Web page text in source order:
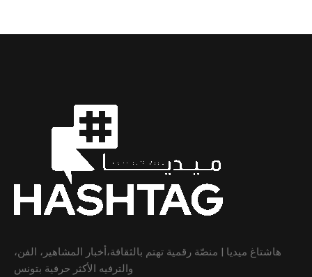
هاشتاغ ميديا | منصّة رقمية تهتم بالثقافة،أخبار المشاهير، الفن،
والترفيه الأكثر حرفية بتونس